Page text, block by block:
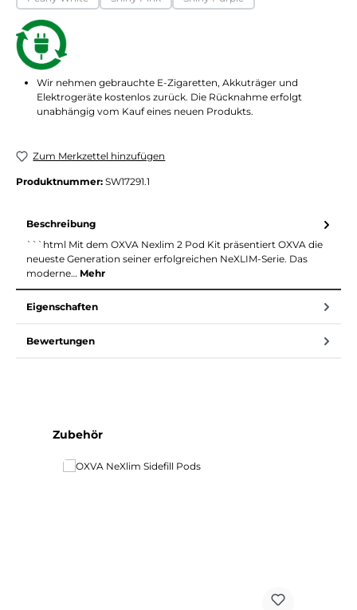
(Diese Option ist zurzeit nicht verfügbar.)
(Diese Option ist zurzeit nicht verfügbar.)
(Diese Option ist zurzeit nicht
Wir nehmen gebrauchte E-Zigaretten, Akkuträger und
Elektrogeräte kostenlos zurück. Die Rücknahme erfolgt
unabhängig vom Kauf eines neuen Produkts.
Zum Merkzettel hinzufügen
Produktnummer: SW17291.1
Beschreibung
```html Mit dem OXVA Nexlim 2 Pod Kit präsentiert OXVA die
neueste Generation seiner erfolgreichen NeXLIM-Serie. Das
moderne… Mehr
Eigenschaften
Bewertungen
Produktgalerie überspringen
Zubehör